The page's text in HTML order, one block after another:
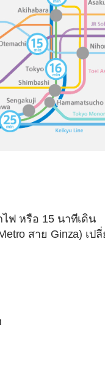
ไฟ หรือ 15 นาทีเดิน
สาย Ginza) เป